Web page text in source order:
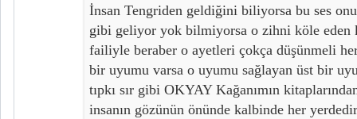
İnsan Tengriden geldiğini biliyorsa bu ses
gibi geliyor yok bilmiyorsa o zihni köle eden
failiyle beraber o ayetleri çokça düşünmeli
bir uyumu varsa o uyumu sağlayan üst bir
tıpkı sır gibi OKYAY Kağanımın
insanın gözünün önünde kalbinde her